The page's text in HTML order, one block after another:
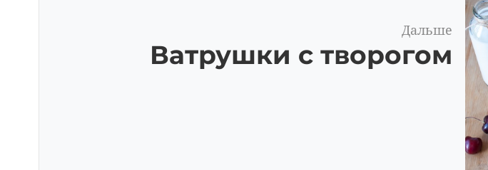
Дальше
Ватрушки с творогом